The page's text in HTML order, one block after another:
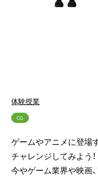
体験授業
CG
ゲームやアニメに登場
チャレンジしてみよう！
今やゲーム業界や映画